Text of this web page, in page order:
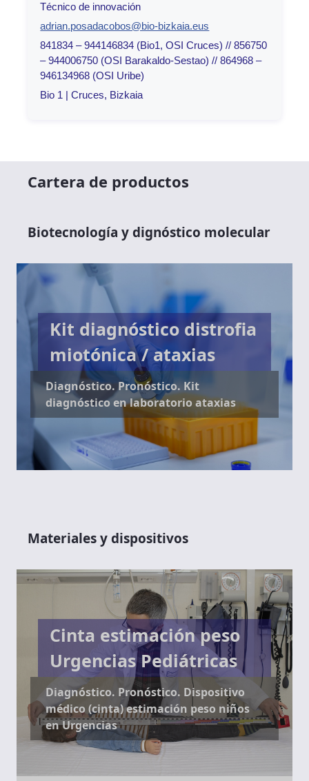
Técnico de innovación
adrian.posadacobos@bio-bizkaia.eus
841834 – 944146834 (Bio1, OSI Cruces) // 856750
– 944006750 (OSI Barakaldo-Sestao) // 864968 –
946134968 (OSI Uribe)
Bio 1 | Cruces, Bizkaia
Cartera de productos
Biotecnología y dignóstico molecular
Kit diagnóstico distrofia
miotónica / ataxias
Diagnóstico. Pronóstico. Kit
diagnóstico en laboratorio ataxias
Materiales y dispositivos
Cinta estimación peso
Urgencias Pediátricas
Diagnóstico. Pronóstico. Dispositivo
médico (cinta) estimación peso niños
en Urgencias